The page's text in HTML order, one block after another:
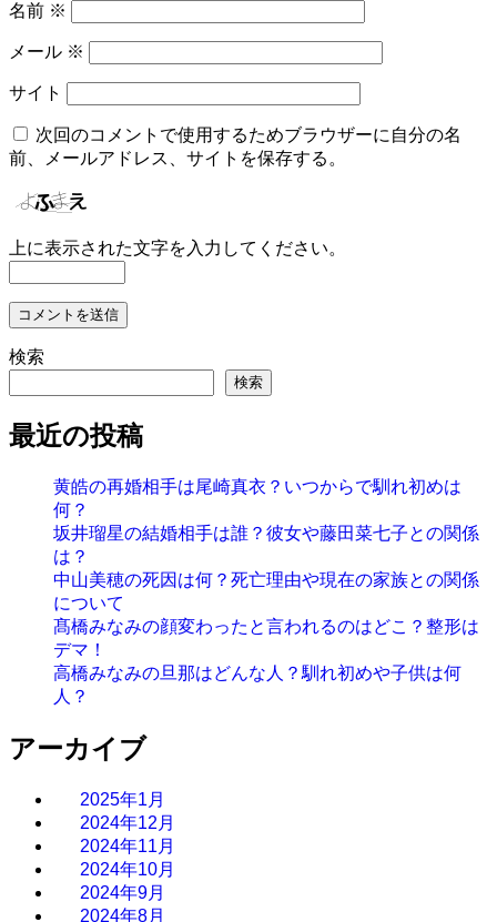
名前 ※
メール ※
サイト
次回のコメントで使用するためブラウザーに自分の名
前、メールアドレス、サイトを保存する。
上に表示された文字を入力してください。
検索
検索
最近の投稿
黄皓の再婚相手は尾崎真衣？いつからで馴れ初めは
何？
坂井瑠星の結婚相手は誰？彼女や藤田菜七子との関係
は？
中山美穂の死因は何？死亡理由や現在の家族との関係
について
髙橋みなみの顔変わったと言われるのはどこ？整形は
デマ！
高橋みなみの旦那はどんな人？馴れ初めや子供は何
人？
アーカイブ
2025年1月
2024年12月
2024年11月
2024年10月
2024年9月
2024年8月